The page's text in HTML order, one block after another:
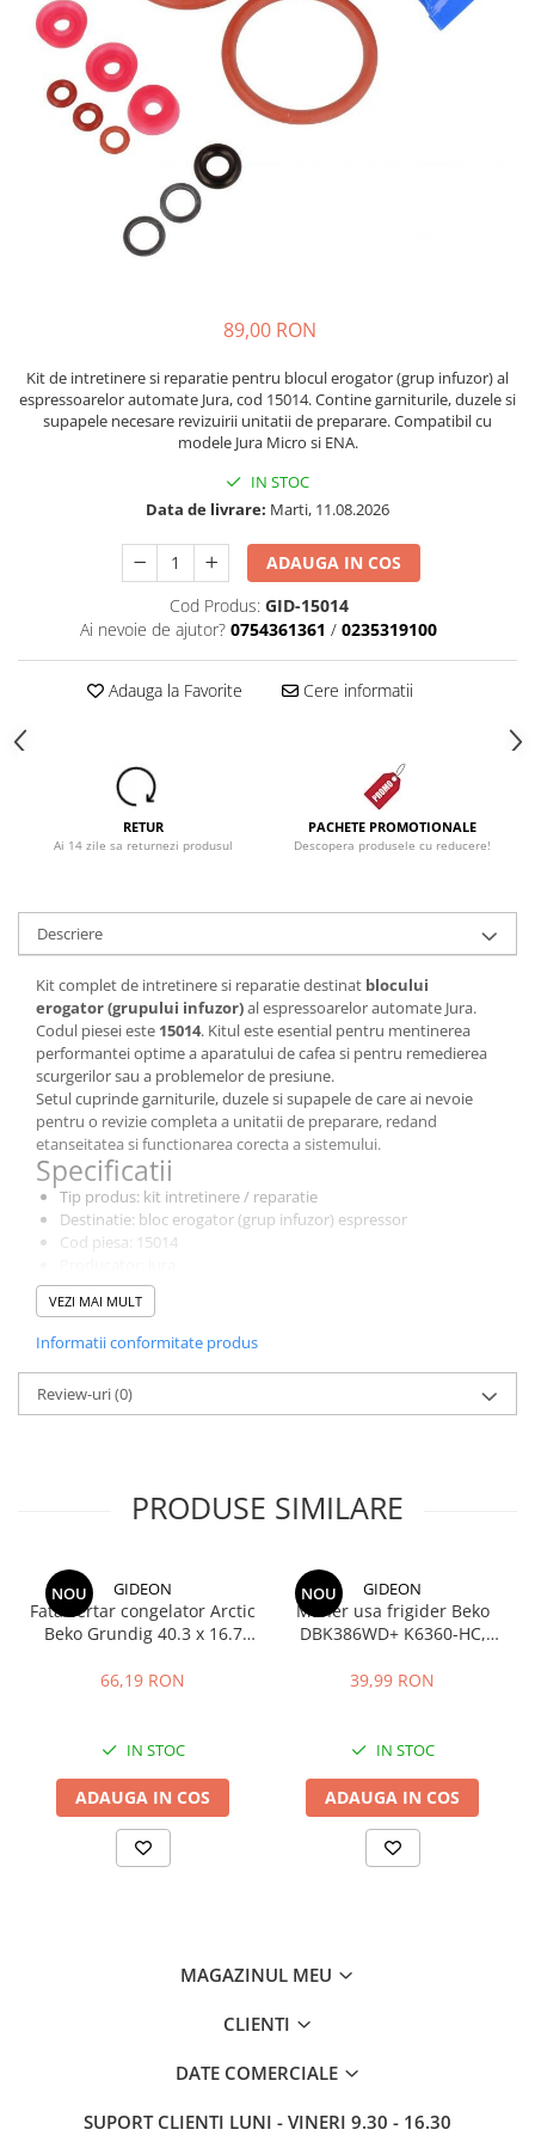
si Uscatoare
Accesorii Electrocasnice Mici
Filtre Purificatoare Aer
Accesorii Piese Aer Conditionat
89,00 RON
Kit de intretinere si reparatie pentru blocul erogator (grup infuzor) al
espressoarelor automate Jura, cod 15014. Contine garniturile, duzele si
supapele necesare revizuirii unitatii de preparare. Compatibil cu
modele Jura Micro si ENA.
IN STOC
Data de livrare: Marti, 11.08.2026
ADAUGA IN COS
Cod Produs: GID-15014
Ai nevoie de ajutor? 0754361361 / 0235319100
Adauga la Favorite Cere informatii
RETUR
Ai 14 zile sa returnezi produsul
PACHETE PROMOTIONALE
Descopera produsele cu reducere!
Descriere
Kit complet de intretinere si reparatie destinat blocului
erogator (grupului infuzor)al espressoarelor automate Jura.
Codul piesei este 15014. Kitul este esential pentru mentinerea
performantei optime a aparatului de cafea si pentru remedierea
scurgerilor sau a problemelor de presiune.
Setul cuprinde garniturile, duzele si supapele de care ai nevoie
pentru o revizie completa a unitatii de preparare, redand
etanseitatea si functionarea corecta a sistemului.
Specificatii
Tip produs: kit intretinere / reparatie
Destinatie: bloc erogator (grup infuzor) espressor
Cod piesa: 15014
Continut: garnituri, duze si supape pentru revizie
Compatibil cu espressoare automate Jura din gama Micro si ENA.
Recomandam verificarea modelului tau de aparat inainte de
achizitie pentru a confirma compatibilitatea pieselor.
Intretinerea periodica a blocului erogator prelungeste durata de
viata a espressorului si asigura un gust constant al cafelei.
VEZI MAI MULT
Informatii conformitate produs
Review-uri(0)
PRODUSE SIMILARE
NOU GIDEON
Fata sertar congelator Arctic
Beko Grundig 40.3 x 16.7
C00911422
66,19 RON
IN STOC
ADAUGA IN COS
NOU GIDEON
Maner usa frigider Beko
DBK386WD+ K6360-HC,
39,99 RON
IN STOC
ADAUGA IN COS
MAGAZINUL MEU
CLIENTI
DATE COMERCIALE
SUPORT CLIENTI LUNI - VINERI 9.30 - 16.30